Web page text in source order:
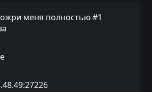
меня полностью #1